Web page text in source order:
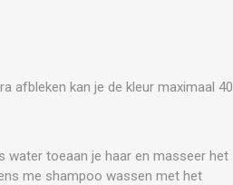
afbleken kan je de kleur maximaal 40
water toeaan je haar en masseer het
me shampoo wassen met het